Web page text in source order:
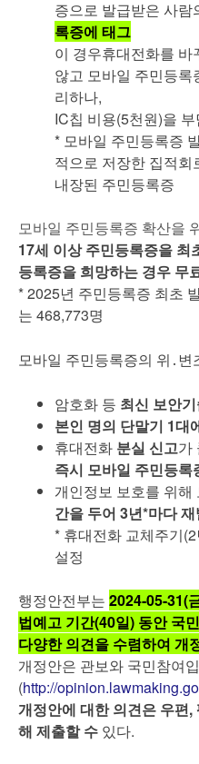
증으로 발급받은 사람
록증에 태그
이 경우휴대전화를
않고 모바일 주민등록
리하나,
IC칩 비용(5천원)을
* 모바일 주민등록증
적으로 저장한 집적회
내장된 주민등록증
모바일 주민등록증 확산을
17세 이상 주민등록증을 최
등록증을 희망하는 경우 무
* 2025년 주민등록증 최초
는 468,773명
모바일 주민등록증의 위․
암호화 등 최신 보안
본인 명의 단말기 1대
휴대전화 분실 신고가
즉시 모바일 주민등록
개인정보 보호를 위해
간을 두어 3년*마다
* 휴대전화 교체주기
설정
행정안전부는 2024-05-31(
법예고 기간(40일) 동안 국
다양한 의견을 수렴하여 개
개정안은 관보와 국민참여
(http://
개정안에 대한 의견은 우편
해 제출할 수 있다.